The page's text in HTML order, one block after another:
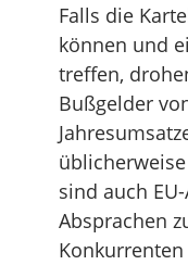
Falls die
können und
treffen,
Bußgelder
sind auch
Absprachen